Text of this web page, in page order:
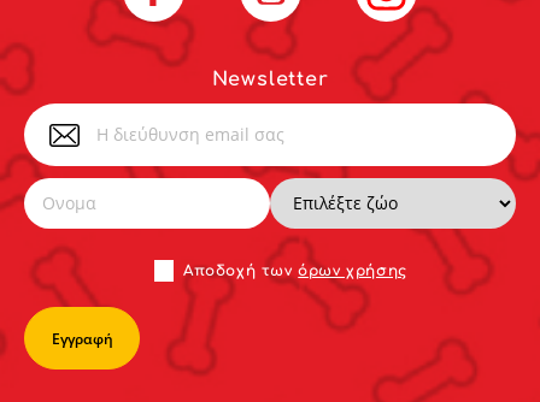
Newsletter
Αποδoχή τωνόρων χρήσης